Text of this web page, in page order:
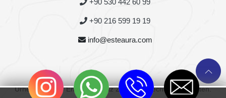
+90 216 599 19 19
info@esteaura.com
Urheberrecht © Emre Korkmaz 2021 Alle Rechte vorbehalten.